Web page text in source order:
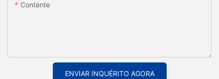
Contente
ENVIAR INQUÉRITO AGORA